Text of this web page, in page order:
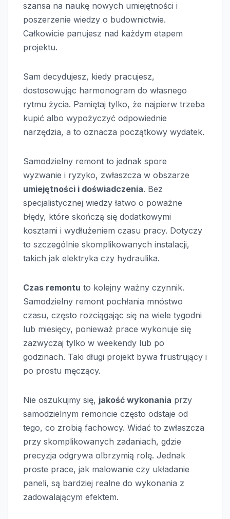
szansa na naukę nowych umiejętności i
poszerzenie wiedzy o budownictwie.
Całkowicie panujesz nad każdym etapem
projektu.
Sam decydujesz, kiedy pracujesz,
dostosowując harmonogram do własnego
rytmu życia. Pamiętaj tylko, że najpierw trzeba
kupić albo wypożyczyć odpowiednie
narzędzia, a to oznacza początkowy wydatek.
Samodzielny remont to jednak spore
wyzwanie i ryzyko, zwłaszcza w obszarze
umiejętności i doświadczenia. Bez
specjalistycznej wiedzy łatwo o poważne
błędy, które skończą się dodatkowymi
kosztami i wydłużeniem czasu pracy. Dotyczy
to szczególnie skomplikowanych instalacji,
takich jak elektryka czy hydraulika.
Czas remontu to kolejny ważny czynnik.
Samodzielny remont pochłania mnóstwo
czasu, często rozciągając się na wiele tygodni
lub miesięcy, ponieważ prace wykonuje się
zazwyczaj tylko w weekendy lub po
godzinach. Taki długi projekt bywa frustrujący i
po prostu męczący.
Nie oszukujmy się, jakość wykonania przy
samodzielnym remoncie często odstaje od
tego, co zrobią fachowcy. Widać to zwłaszcza
przy skomplikowanych zadaniach, gdzie
precyzja odgrywa olbrzymią rolę. Jednak
proste prace, jak malowanie czy układanie
paneli, są bardziej realne do wykonania z
zadowalającym efektem.